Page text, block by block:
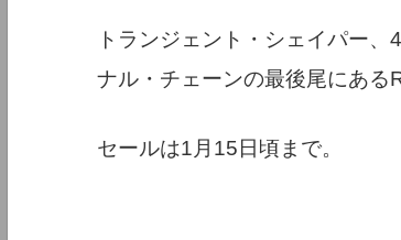
トランジェント・シェイパー
ナル・チェーンの最後尾にある
セールは1月15日頃まで。